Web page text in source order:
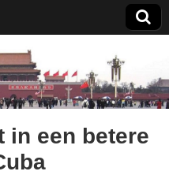
in een betere